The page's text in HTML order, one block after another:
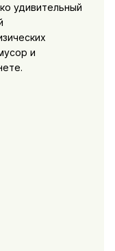
удивительный
и